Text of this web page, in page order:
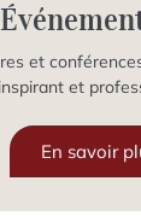
et
inspirant et
En savoir